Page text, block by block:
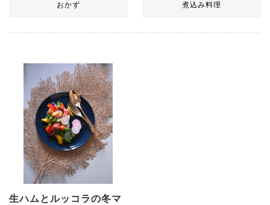
おかず 煮込み料理
生ハムとルッコラの冬マ